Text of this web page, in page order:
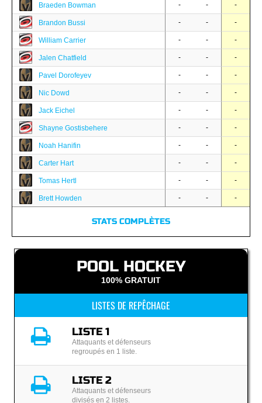
Braeden Bowman - - -
Brandon Bussi - - -
William Carrier - - -
Jalen Chatfield - - -
Pavel Dorofeyev - - -
Nic Dowd - - -
Jack Eichel - - -
Shayne Gostisbehere - - -
Noah Hanifin - - -
Carter Hart - - -
Tomas Hertl - - -
Brett Howden - - -
STATS COMPLÈTES
POOL HOCKEY
100% GRATUIT
LISTES DE REPÊCHAGE
LISTE 1
Attaquants et défenseurs
regroupés en 1 liste.
LISTE 2
Attaquants et défenseurs
divisés en 2 listes.